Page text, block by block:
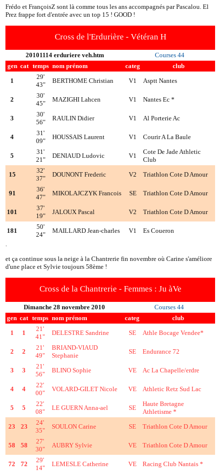
Frédo et FrançoisZ sont là comme tous les ans accompagnés par Pascalou. El
Prez frappe fort d'entrée avec un top 15 ! GOOD !
Cross de l'Erdurière - Vétéran H
20101114 erduriere veh.htm
Courses 44
gen cat temps nom prénom categ club
1
29'
43"
BERTHOME Christian V1 Asptt Nantes
2
30'
45"
MAZIGHI Lahcen V1 Nantes Ec *
3
30'
56"
RAULIN Didier V1 Al Porterie Ac
4
31'
09"
HOUSSAIS Laurent V1 Courir A La Baule
5
31'
21"
DENIAUD Ludovic V1
Cote De Jade Athletic
Club
15
32'
37"
DOUNONT Frederic V2 Triathlon Cote D Amour
91
36'
47"
MIKOLAJCZYK Francois SE Triathlon Cote D Amour
101
37'
19"
JALOUX Pascal V2 Triathlon Cote D Amour
181
50'
24"
MAILLARD Jean-charles V1
Es Coueron
et ça continue sous la neige à la Chantrerie fin novembre où Carine s'améliore
d'une place et Sylvie toujours 58ème !
Cross de la Chantrerie - Femmes : Ju àVe
Dimanche 28 novembre 2010
Courses 44
gen cat temps nom prénom categ club
1 1
21'
41"
DELESTRE Sandrine SE Athle Bocage Vendee*
2 2
21'
49"
BRIAND-VIAUD
Stephanie
SE Endurance 72
3 3
21'
56"
BLINO Sophie VE Ac La Chapelle/erdre
4 4
22'
00"
VOLARD-GILET Nicole VE Athletic Retz Sud Lac
5 5
22'
08"
LE GUERN Anna-ael SE
Haute Bretagne
Athletisme *
23 23
24'
35"
SOULON Carine SE Triathlon Cote D Amour
58 58
27'
30"
AUBRY Sylvie VE Triathlon Cote D Amour
72 72
29'
14"
LEMESLE Catherine VE Racing Club Nantais *